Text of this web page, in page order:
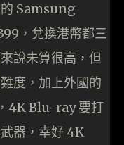
的 Samsung
，兌換港幣都三
說未算很高，但
度，加上外國的
4K Blu-ray 要打
器，幸好 4K